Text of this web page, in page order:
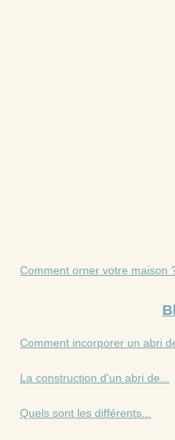
Comment orner votre maison
Comment incorporer un abri
La construction d'un abri de...
Quels sont les différents...